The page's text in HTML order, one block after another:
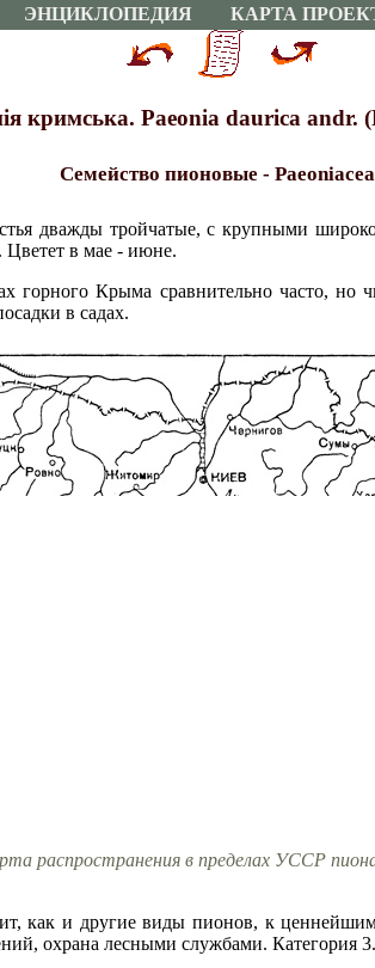
ЭНЦИКЛОПЕДИЯ КАРТА
кримська. Paeonia daurica andr.
Семейство пионовые -
дважды тройчатые, с крупными
Цветет в мае - июне.
горного Крыма сравнительно часто, но
в садах.
распространения в пределах УССР
как и другие виды пионов, к
охрана лесными службами. Категория 3.